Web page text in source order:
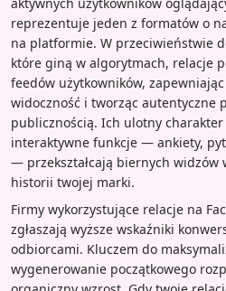
reprezentuje jeden z formatów o
na platformie. W przeciwieństwie
które giną w algorytmach, relacje
feedów użytkowników,
widoczność i tworząc autentyczne
publicznością. Ich ulotny
interaktywne funkcje — ankiety,
— przekształcają biernych widzów
historii twojej marki.
Firmy wykorzystujące relacje na
zgłaszają wyższe wskaźniki
odbiorcami. Kluczem do
wygenerowanie początkowego